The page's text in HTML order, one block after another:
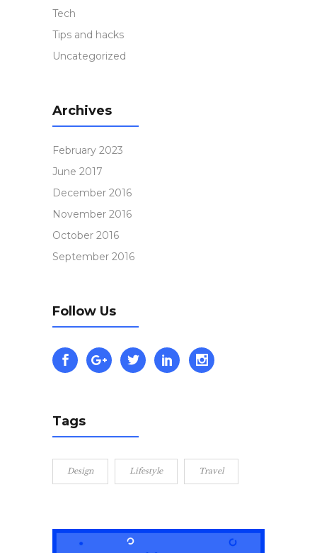
Tech
Tips and hacks
Uncategorized
Archives
February 2023
June 2017
December 2016
November 2016
October 2016
September 2016
Follow Us
Tags
Design Lifestyle Travel